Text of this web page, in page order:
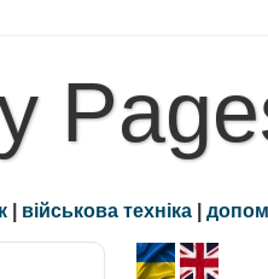
| військова техніка |